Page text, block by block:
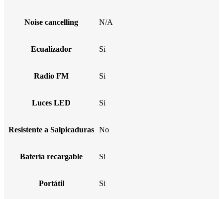
Noise cancelling N/A
Ecualizador Si
Radio FM Si
Luces LED Si
Resistente a Salpicaduras No
Batería recargable Si
Portátil Si